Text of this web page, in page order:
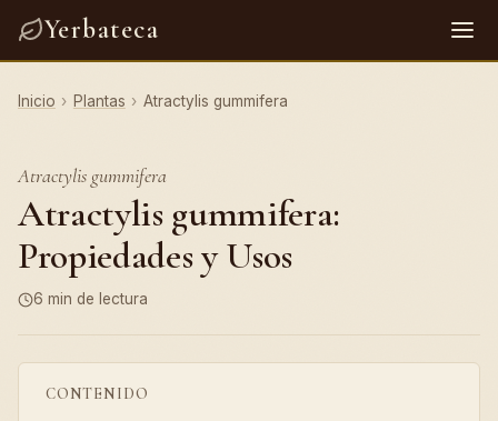
Yerbateca
Inicio › Plantas › Atractylis gummifera
Atractylis gummifera
Atractylis gummifera:
Propiedades y Usos
6 min de lectura
CONTENIDO